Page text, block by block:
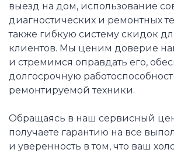
выезд на дом, использование
диагностических и ремонтных
также гибкую систему скидок
клиентов. Мы ценим доверие
и стремимся оправдать его,
долгосрочную
ремонтируемой техники.
Обращаясь в наш сервисный
получаете гарантию на все
и уверенность в том, что ваш